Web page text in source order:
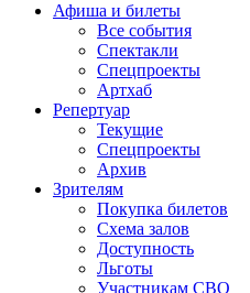
Афиша и билеты
Все события
Спектакли
Спецпроекты
Артхаб
Репертуар
Текущие
Спецпроекты
Архив
Зрителям
Покупка билетов
Схема залов
Доступность
Льготы
Участникам СВО